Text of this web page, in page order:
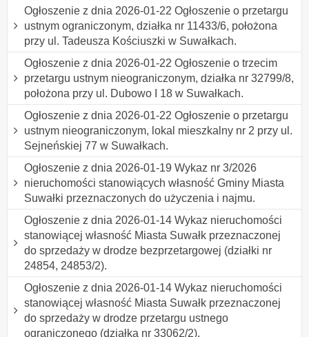
Ogłoszenie z dnia 2026-01-22 Ogłoszenie o przetargu
ustnym ograniczonym, działka nr 11433/6, położona
przy ul. Tadeusza Kościuszki w Suwałkach.
Ogłoszenie z dnia 2026-01-22 Ogłoszenie o trzecim
przetargu ustnym nieograniczonym, działka nr 32799/8,
położona przy ul. Dubowo I 18 w Suwałkach.
Ogłoszenie z dnia 2026-01-22 Ogłoszenie o przetargu
ustnym nieograniczonym, lokal mieszkalny nr 2 przy ul.
Sejneńskiej 77 w Suwałkach.
Ogłoszenie z dnia 2026-01-19 Wykaz nr 3/2026
nieruchomości stanowiących własność Gminy Miasta
Suwałki przeznaczonych do użyczenia i najmu.
Ogłoszenie z dnia 2026-01-14 Wykaz nieruchomości
stanowiącej własność Miasta Suwałk przeznaczonej
do sprzedaży w drodze bezprzetargowej (działki nr
24854, 24853/2).
Ogłoszenie z dnia 2026-01-14 Wykaz nieruchomości
stanowiącej własność Miasta Suwałk przeznaczonej
do sprzedaży w drodze przetargu ustnego
ograniczonego (działka nr 33062/2).